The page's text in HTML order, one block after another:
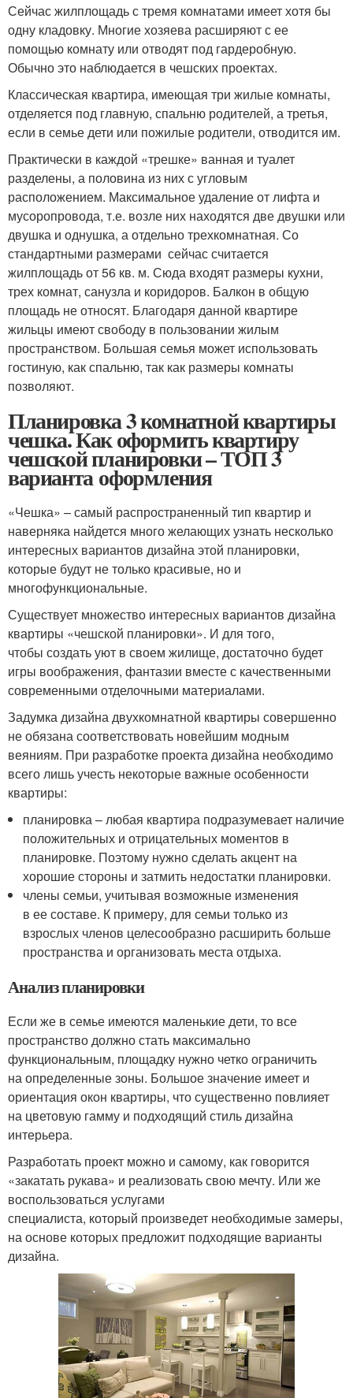
Сейчас жилплощадь с тремя комнатами имеет хотя бы
одну кладовку. Многие хозяева расширяют с ее
помощью комнату или отводят под гардеробную.
Обычно это наблюдается в чешских проектах.
Классическая квартира, имеющая три жилые комнаты,
отделяется под главную, спальню родителей, а третья,
если в семье дети или пожилые родители, отводится им.
Практически в каждой «трешке» ванная и туалет
разделены, а половина из них с угловым
расположением. Максимальное удаление от лифта и
мусоропровода, т.е. возле них находятся две двушки или
двушка и однушка, а отдельно трехкомнатная. Со
стандартными размерами сейчас считается
жилплощадь от 56 кв. м. Сюда входят размеры кухни,
трех комнат, санузла и коридоров. Балкон в общую
площадь не относят. Благодаря данной квартире
жильцы имеют свободу в пользовании жилым
пространством. Большая семья может использовать
гостиную, как спальню, так как размеры комнаты
позволяют.
Планировка 3 комнатной квартиры
чешка. Как оформить квартиру
чешской планировки – ТОП 3
варианта оформления
«Чешка» – самый распространенный тип квартир и
наверняка найдется много желающих узнать несколько
интересных вариантов дизайна этой планировки,
которые будут не только красивые, но и
многофункциональные.
Существует множество интересных вариантов дизайна
квартиры «чешской планировки». И для того,
чтобы создать уют в своем жилище, достаточно будет
игры воображения, фантазии вместе с качественными
современными отделочными материалами.
Задумка дизайна двухкомнатной квартиры совершенно
не обязана соответствовать новейшим модным
веяниям. При разработке проекта дизайна необходимо
всего лишь учесть некоторые важные особенности
квартиры:
планировка – любая квартира подразумевает наличие
положительных и отрицательных моментов в
планировке. Поэтому нужно сделать акцент на
хорошие стороны и затмить недостатки планировки.
члены семьи, учитывая возможные изменения
в ее составе. К примеру, для семьи только из
взрослых членов целесообразно расширить больше
пространства и организовать места отдыха.
Анализ планировки
Если же в семье имеются маленькие дети, то все
пространство должно стать максимально
функциональным, площадку нужно четко ограничить
на определенные зоны. Большое значение имеет и
ориентация окон квартиры, что существенно повлияет
на цветовую гамму и подходящий стиль дизайна
интерьера.
Разработать проект можно и самому, как говорится
«закатать рукава» и реализовать свою мечту. Или же
воспользоваться услугами
специалиста, который произведет необходимые замеры,
на основе которых предложит подходящие варианты
дизайна.